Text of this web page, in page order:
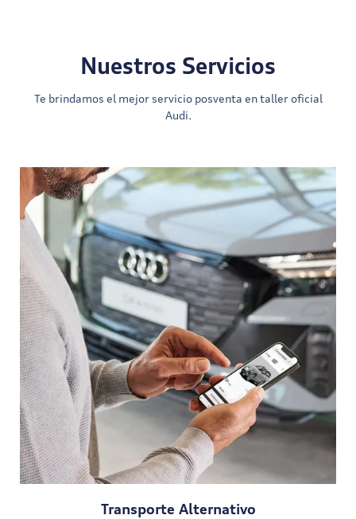
Nuestros Servicios
Te brindamos el mejor servicio posventa en taller oficial
Audi.
Transporte Alternativo